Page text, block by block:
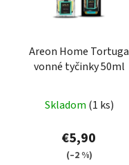
Areon Home Tortuga
vonné tyčinky 50ml
Skladom (1 ks)
€5,90
(–2 %)